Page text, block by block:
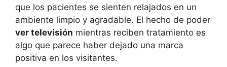
que los pacientes se sienten relajados en un
ambiente limpio y agradable. El hecho de poder
ver televisión mientras reciben tratamiento es
algo que parece haber dejado una marca
positiva en los visitantes.